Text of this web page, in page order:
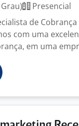
Presencial
de
com uma
em uma